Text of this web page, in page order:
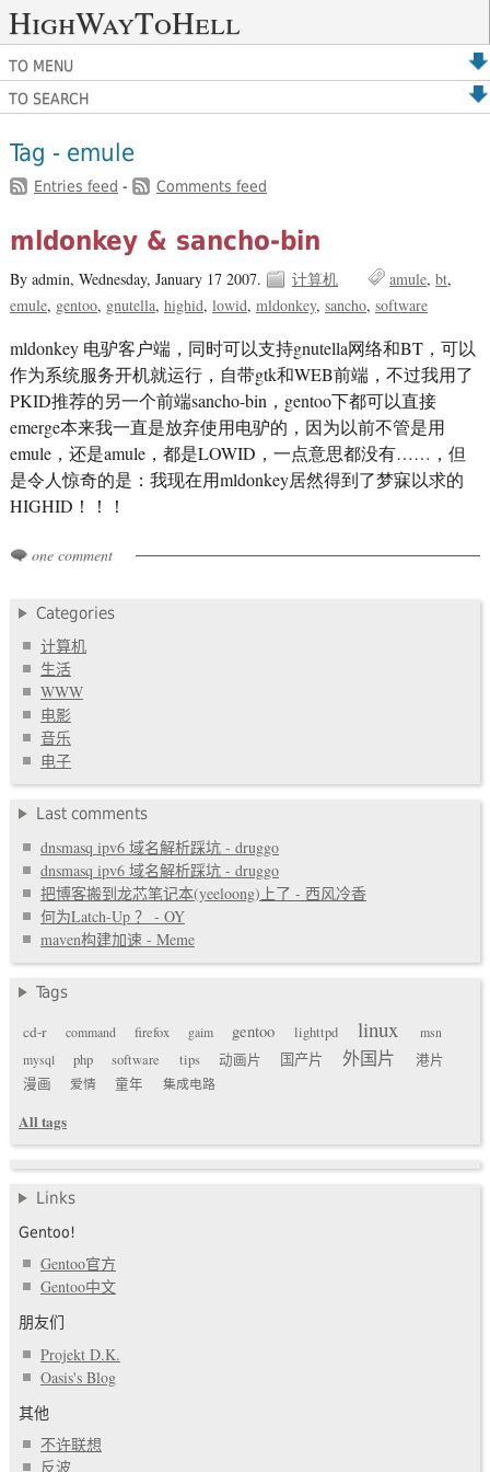
HighWayToHell
TO MENU
TO SEARCH
Tag - emule
Entries feed - Comments feed
mldonkey & sancho-bin
By admin, Wednesday, January 17 2007. 计算机 amule bt
emule gentoo gnutella highid lowid mldonkey sancho software
mldonkey 电驴客户端，同时可以支持gnutella网络和BT，可以
作为系统服务开机就运行，自带gtk和WEB前端，不过我用了
PKID推荐的另一个前端sancho-bin，gentoo下都可以直接
emerge本来我一直是放弃使用电驴的，因为以前不管是用
emule，还是amule，都是LOWID，一点意思都没有……，但
是令人惊奇的是：我现在用mldonkey居然得到了梦寐以求的
HIGHID！！！
one comment
Categories
计算机
生活
WWW
电影
音乐
电子
Last comments
dnsmasq ipv6 域名解析踩坑 - druggo
dnsmasq ipv6 域名解析踩坑 - druggo
把博客搬到龙芯笔记本(yeeloong)上了 - 西风冷香
何为Latch-Up ？ - OY
maven构建加速 - Meme
Tags
cd-r
command firefox gaim gentoo lighttpd linux
msn
mysql
php software tips 动画片 国产片 外国片
港片
漫画
爱情 童年 集成电路
All tags
Links
Gentoo!
Gentoo官方
Gentoo中文
朋友们
Projekt D.K.
Oasis's Blog
其他
不许联想
反波